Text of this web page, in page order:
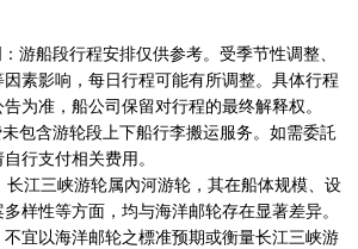
游船段行程安排仅供参考。受季节性调整、
素影响，每日行程可能有所调整。具体行程
为准，船公司保留对行程的最终解释权。
包含游轮段上下船行李搬运服务。如需委託
行支付相关费用。
江三峡游轮属內河游轮，其在船体规模、设
样性等方面，均与海洋邮轮存在显著差异。
宜以海洋邮轮之標准预期或衡量长江三峡游